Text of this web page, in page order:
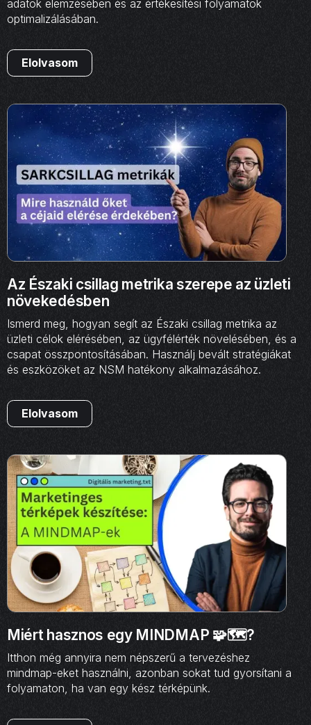
adatok elemzésében és az értékesítési folyamatok
optimalizálásában.
Elolvasom
Az Északi csillag metrika szerepe az üzleti
növekedésben
Ismerd meg, hogyan segít az Északi csillag metrika az
üzleti célok elérésében, az ügyfélérték növelésében, és a
csapat összpontosításában. Használj bevált stratégiákat
és eszközöket az NSM hatékony alkalmazásához.
Elolvasom
Miért hasznos egy MINDMAP 🧩🗺️?
Itthon még annyira nem népszerű a tervezéshez
mindmap-eket használni, azonban sokat tud gyorsítani a
folyamaton, ha van egy kész térképünk.